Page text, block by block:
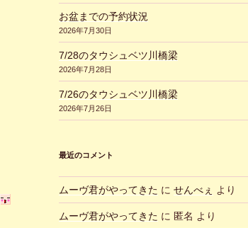
お盆までの予約状況
2026年7月30日
7/28のタウシュベツ川橋梁
2026年7月28日
7/26のタウシュベツ川橋梁
2026年7月26日
最近のコメント
ムーヴ君がやってきた に せんべぇ より
ムーヴ君がやってきた に 匿名 より